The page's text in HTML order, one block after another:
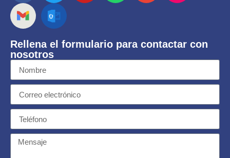
Rellena el formulario para contactar con
nosotros